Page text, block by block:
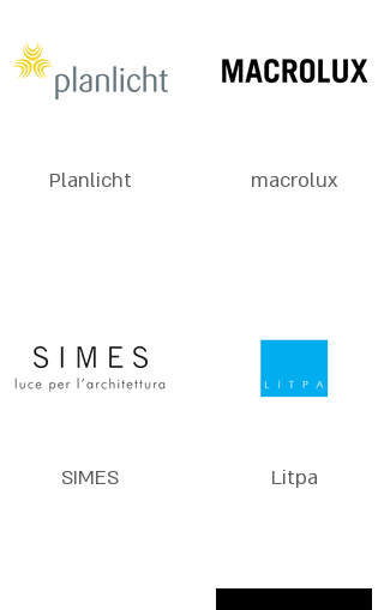
Planlicht macrolux
SIMES Litpa